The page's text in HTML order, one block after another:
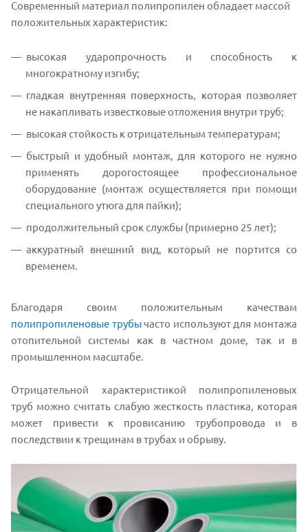
Современный материал полипропилен обладает массой
положительных характеристик:
высокая ударопрочность и способность к
многократному изгибу;
гладкая внутренняя поверхность, которая позволяет
не накапливать известковые отложения внутри труб;
высокая стойкость к отрицательным температурам;
быстрый и удобный монтаж, для которого не нужно
применять дорогостоящее профессиональное
оборудование (монтаж осуществляется при помощи
специального утюга для пайки);
продолжительный срок службы (примерно 25 лет);
аккуратный внешний вид, который не портится со
временем.
Благодаря своим положительным качествам
полипропиленовые трубычасто используют для монтажа
отопительной системы как в частном доме, так и в
промышленном масштабе.
Отрицательной характеристикой полипропиленовых
труб можно считать слабую жесткость пластика, которая
может привести к провисанию трубопровода и в
последствии к трещинам в трубах и обрыву.